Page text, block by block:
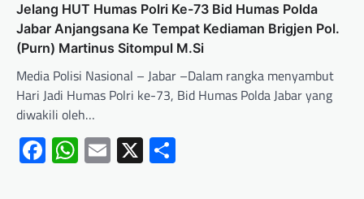
Jelang HUT Humas Polri Ke-73 Bid Humas Polda
Jabar Anjangsana Ke Tempat Kediaman Brigjen Pol.
(Purn) Martinus Sitompul M.Si
Media Polisi Nasional – Jabar –Dalam rangka menyambut
Hari Jadi Humas Polri ke-73, Bid Humas Polda Jabar yang
diwakili oleh…
Facebook
WhatsApp
Email
X